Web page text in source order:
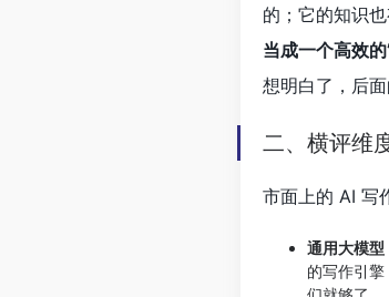
的；它的知识
当成一个高效
想明白了，后面
二、横评维
市面上的 AI 写
通用大模型
的写作引